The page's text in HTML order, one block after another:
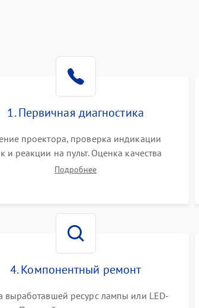
1. Первичная диагностика
проектора, проверка индикации
и реакции на пульт. Оценка качества
яркости лампы, наличия артефактов
Подробнее
4. Компонентный ремонт
выработавшей ресурс лампы или LED-